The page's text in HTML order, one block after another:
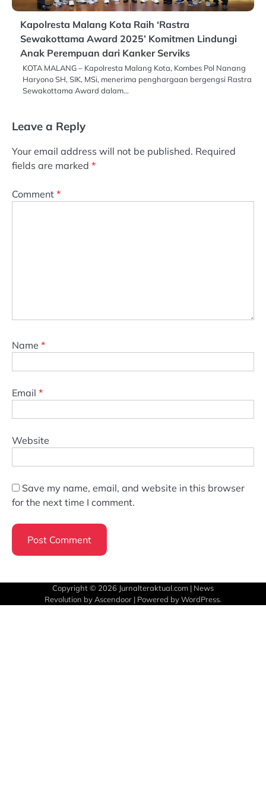
Kapolresta Malang Kota Raih ‘Rastra
Sewakottama Award 2025’ Komitmen Lindungi
Anak Perempuan dari Kanker Serviks
KOTA MALANG – Kapolresta Malang Kota, Kombes Pol Nanang
Haryono SH, SIK, MSi, menerima penghargaan bergengsi Rastra
Sewakottama Award dalam…
Leave a Reply
Your email address will not be published. Required
fields are marked *
Comment *
Name *
Email *
Website
Save my name, email, and website in this browser
for the next time I comment.
Copyright © 2026 Jurnalteraktual.com | News
Revolution by Ascendoor | Powered byWordPress.